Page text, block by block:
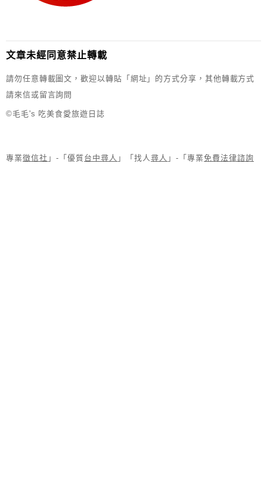
文章未經同意禁止轉載
請勿任意轉載圖文，歡迎以轉貼「網址」的方式分享，其他轉載方式
請來信或留言詢問
©毛毛's 吃美食愛旅遊日誌
專業徵信社 」-「優質台中尋人 」「找人 尋人 」-「專業免費法律諮詢